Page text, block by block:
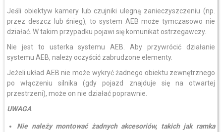
Jeśli obiektyw kamery lub czujniki ulegną zanieczyszczeniu (np.
przez deszcz lub śnieg), to system AEB może tymczasowo nie
działać. W takim przypadku pojawi się komunikat ostrzegawczy.
Nie jest to usterka systemu AEB. Aby przywrócić działanie
systemu AEB, należy oczyścić zabrudzone elementy.
Jeżeli układ AEB nie może wykryć żadnego obiektu zewnętrznego
po włączeniu silnika (gdy pojazd znajduje się na otwartej
przestrzeni), może on nie działać poprawnie.
UWAGA
Nie należy montować żadnych akcesoriów, takich jak ramka